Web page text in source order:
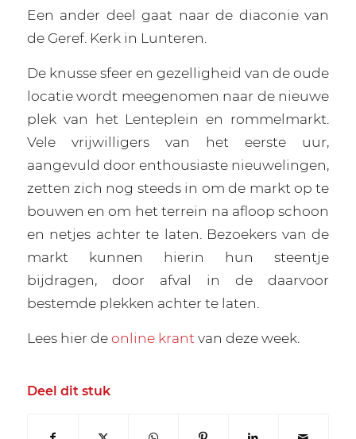
Een ander deel gaat naar de diaconie van
de Geref. Kerk in Lunteren.
De knusse sfeer en gezelligheid van de oude
locatie wordt meegenomen naar de nieuwe
plek van het Lenteplein en rommelmarkt.
Vele vrijwilligers van het eerste uur,
aangevuld door enthousiaste nieuwelingen,
zetten zich nog steeds in om de markt op te
bouwen en om het terrein na afloop schoon
en netjes achter te laten. Bezoekers van de
markt kunnen hierin hun steentje
bijdragen, door afval in de daarvoor
bestemde plekken achter te laten.
Lees hier deonline krant van deze week.
Deel dit stuk